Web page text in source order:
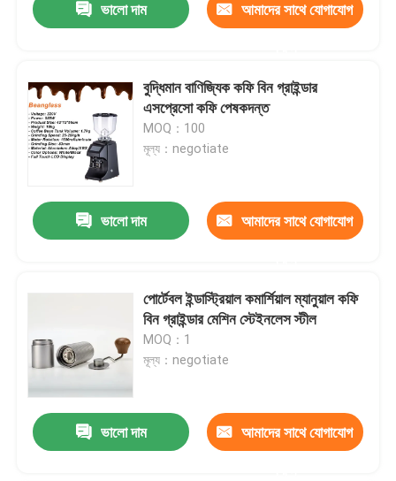
ভালো দাম আমাদের সাথে যোগাযোগ
বুদ্ধিমান বাণিজ্যিক কফি বিন গ্রাইন্ডার
এসপ্রেসো কফি পেষকদন্ত
MOQ：100
মূল্য：negotiate
ভালো দাম আমাদের সাথে যোগাযোগ
পোর্টেবল ইন্ডাস্ট্রিয়াল কমার্শিয়াল ম্যানুয়াল কফি
বিন গ্রাইন্ডার মেশিন স্টেইনলেস স্টীল
MOQ：1
মূল্য：negotiate
ভালো দাম আমাদের সাথে যোগাযোগ